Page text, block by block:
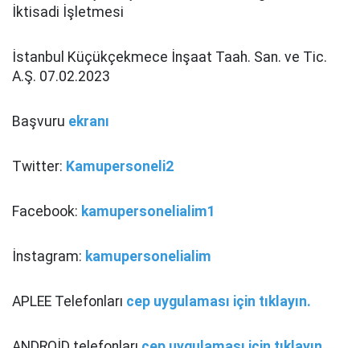
İktisadi İşletmesi
İstanbul Küçükçekmece İnşaat Taah. San. ve Tic.
A.Ş. 07.02.2023
Başvuru ekranı
Twitter: Kamupersoneli2
Facebook: kamupersonelialim1
İnstagram: kamupersonelialim
APLEE Telefonları cep uygulaması için tıklayın.